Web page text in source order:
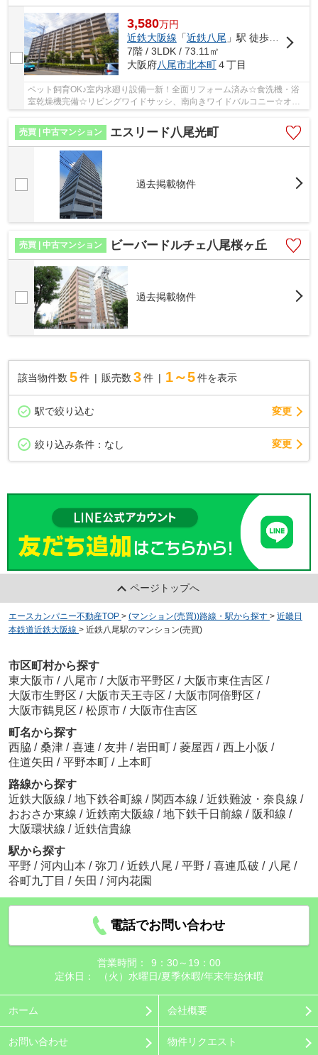
3,580万円
近鉄大阪線 「近鉄八尾 」駅 徒歩7分
7階 / 3LDK / 73.11㎡
大阪府八尾市北本町４丁目
ペット飼育OK♪室内水廻り設備一新！全面リフォーム済み☆食洗機・浴
室乾燥機完備☆リビングワイドサッシ、南向きワイドバルコニー☆オー
売買 | 中古マンション
エスリード八尾光町
過去掲載物件
売買 | 中古マンション ビーバードルチェ八尾桜ヶ丘
過去掲載物件
該当物件数 5件 販売数 3 件 1～5 件を表示
駅で絞り込む 変更
絞り込み条件： なし 変更
ページトップへ
エースカンパニー不動産TOP > (マンション(売買))路線・駅から探す > 近畿日
本鉄道近鉄大阪線 > 近鉄八尾駅のマンション(売買)
市区町村から探す
東大阪市 / 八尾市 / 大阪市平野区 / 大阪市東住吉区 /
大阪市生野区 / 大阪市天王寺区 / 大阪市阿倍野区 /
大阪市鶴見区 / 松原市 / 大阪市住吉区
町名から探す
西脇 / 桑津 / 喜連 / 友井 / 岩田町 / 菱屋西 / 西上小阪 /
住道矢田 / 平野本町 / 上本町
路線から探す
近鉄大阪線 / 地下鉄谷町線 / 関西本線 / 近鉄難波・奈良線 /
おおさか東線 / 近鉄南大阪線 / 地下鉄千日前線 / 阪和線 /
大阪環状線 / 近鉄信貴線
駅から探す
平野 / 河内山本 / 弥刀 / 近鉄八尾 / 平野 / 喜連瓜破 / 八尾 /
谷町九丁目 / 矢田 / 河内花園
電話でお問い合わせ
営業時間：
9：30～19：00
定休日：
（火）水曜日/夏季休暇/年末年始休暇
ホーム 会社概要
お問い合わせ 物件リクエスト